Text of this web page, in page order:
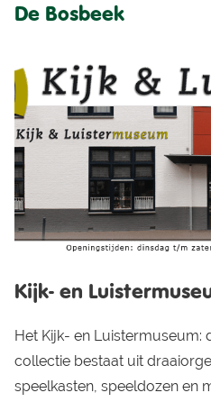
De Bosbeek
Kijk- en
Het Kijk- en Luistermuseum:
collectie bestaat uit
speelkasten, speeldozen en